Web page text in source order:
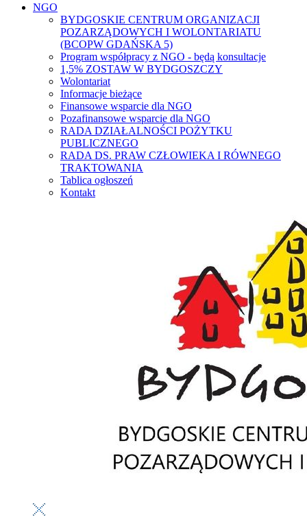
NGO
BYDGOSKIE CENTRUM ORGANIZACJI
POZARZĄDOWYCH I WOLONTARIATU
(BCOPW GDAŃSKA 5)
Program współpracy z NGO - będą konsultacje
1,5% ZOSTAW W BYDGOSZCZY
Wolontariat
Informacje bieżące
Finansowe wsparcie dla NGO
Pozafinansowe wsparcie dla NGO
RADA DZIAŁALNOŚCI POŻYTKU
PUBLICZNEGO
RADA DS. PRAW CZŁOWIEKA I RÓWNEGO
TRAKTOWANIA
Tablica ogłoszeń
Kontakt